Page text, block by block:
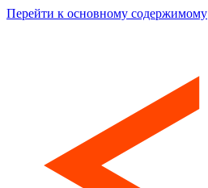
Перейти к основному содержимому